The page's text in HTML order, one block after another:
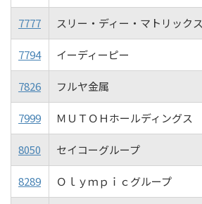
7777 スリー・ディー・マトリックス
7794 イーディーピー
7826 フルヤ金属
7999 ＭＵＴＯＨホールディングス
8050 セイコーグループ
8289 Ｏｌｙｍｐｉｃグループ